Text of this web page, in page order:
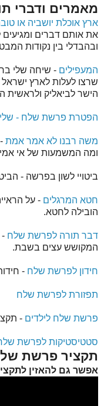
מאמרים ודברי
ארץ אוכלת יושביה או
את אותם דברים ומגיעים
ובהבדלי בין נקודות
המעפילים - שיחה שלי
שרצו לעלות לארץ
הישר לביאליק ולראשית
הפטרת פרשת שלח -
משה רבנו לא אמר אמת
ומה המשמעות של אי
ביטויי לשון בפרשה -
חטא המרגלים - על
הובילה לחטא.
דבר תורה לפרשת שלח -
המקושש עצים בשבת.
חידון לפרשת שלח -
תפזורת לפרשת שלח
פרשת שלח לילדים -
סטטיסטיקות לפרשת
תקציר פרשת
אפשר גם להאזין